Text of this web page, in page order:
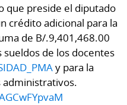
que preside el diputado
crédito adicional para la
de B/.9,401,468.00
de los docentes
y para la
administrativos.